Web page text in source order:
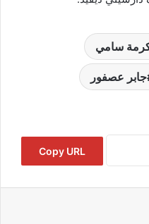
كرمة سامي
جابر عصفور
Copy URL